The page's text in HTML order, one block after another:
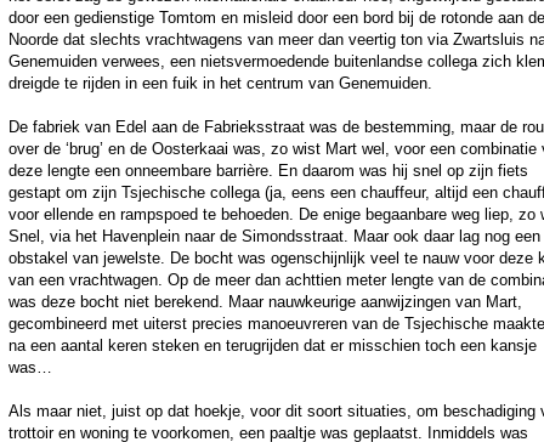
door een gedienstige Tomtom en misleid door een bord bij de rotonde aan de
Noorde dat slechts vrachtwagens van meer dan veertig ton via Zwartsluis
Genemuiden verwees, een nietsvermoedende buitenlandse collega zich
dreigde te rijden in een fuik in het centrum van Genemuiden.
De fabriek van Edel aan de Fabrieksstraat was de bestemming, maar de
over de ‘brug’ en de Oosterkaai was, zo wist Mart wel, voor een combinatie
deze lengte een onneembare barrière. En daarom was hij snel op zijn fiets
gestapt om zijn Tsjechische collega (ja, eens een chauffeur, altijd een
voor ellende en rampspoed te behoeden. De enige begaanbare weg liep, zo
Snel, via het Havenplein naar de Simondsstraat. Maar ook daar lag nog een
obstakel van jewelste. De bocht was ogenschijnlijk veel te nauw voor deze
van een vrachtwagen. Op de meer dan achttien meter lengte van de
was deze bocht niet berekend. Maar nauwkeurige aanwijzingen van Mart,
gecombineerd met uiterst precies manoeuvreren van de Tsjechische
na een aantal keren steken en terugrijden dat er misschien toch een kansje
was…
Als maar niet, juist op dat hoekje, voor dit soort situaties, om beschadiging
trottoir en woning te voorkomen, een paaltje was geplaatst. Inmiddels was